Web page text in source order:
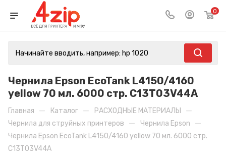
0
Чернила Epson EcoTank L4150/4160
yellow 70 мл. 6000 стр. C13T03V44A
Главная — Каталог — РАСХОДНЫЕ МАТЕРИАЛЫ —
Чернила для струйных принтеров — Чернила Epson —
Чернила Epson EcoTank L4150/4160 yellow 70 мл. 6000 стр.
C13T03V44A